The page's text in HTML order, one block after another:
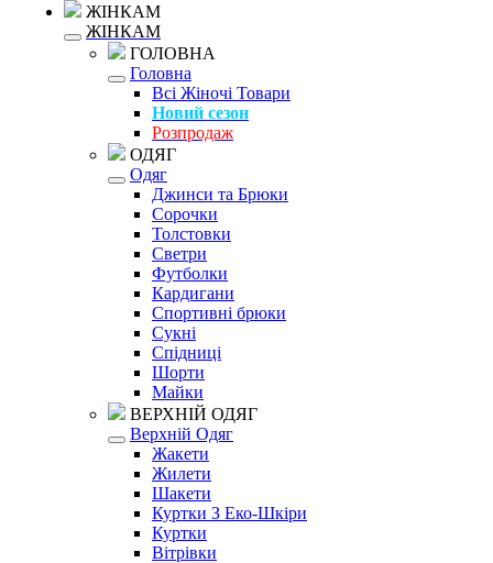
ЖІНКАМ
ЖІНКАМ
ГОЛОВНА
Головна
Всі Жіночі Товари
Новий сезон
Розпродаж
ОДЯГ
Одяг
Джинси та Брюки
Сорочки
Толстовки
Светри
Футболки
Кардигани
Спортивні брюки
Сукні
Спідниці
Шорти
Майки
ВЕРХНІЙ ОДЯГ
Верхній Одяг
Жакети
Жилети
Шакети
Куртки З Еко-Шкіри
Куртки
Вітрівки